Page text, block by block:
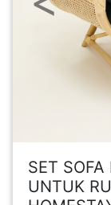
SET SOFA
UNTUK
WANITA(0)
LELAKI(0)